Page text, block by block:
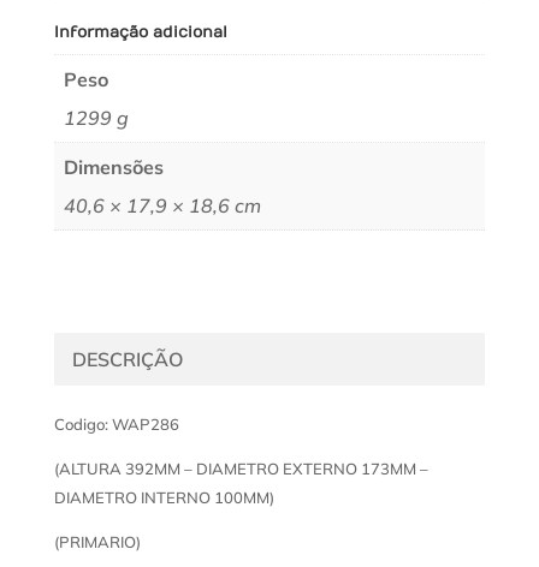
Informação adicional
Peso
1299 g
Dimensões
40,6 × 17,9 × 18,6 cm
DESCRIÇÃO
Codigo: WAP286
(ALTURA 392MM – DIAMETRO EXTERNO 173MM –
DIAMETRO INTERNO 100MM)
(PRIMARIO)